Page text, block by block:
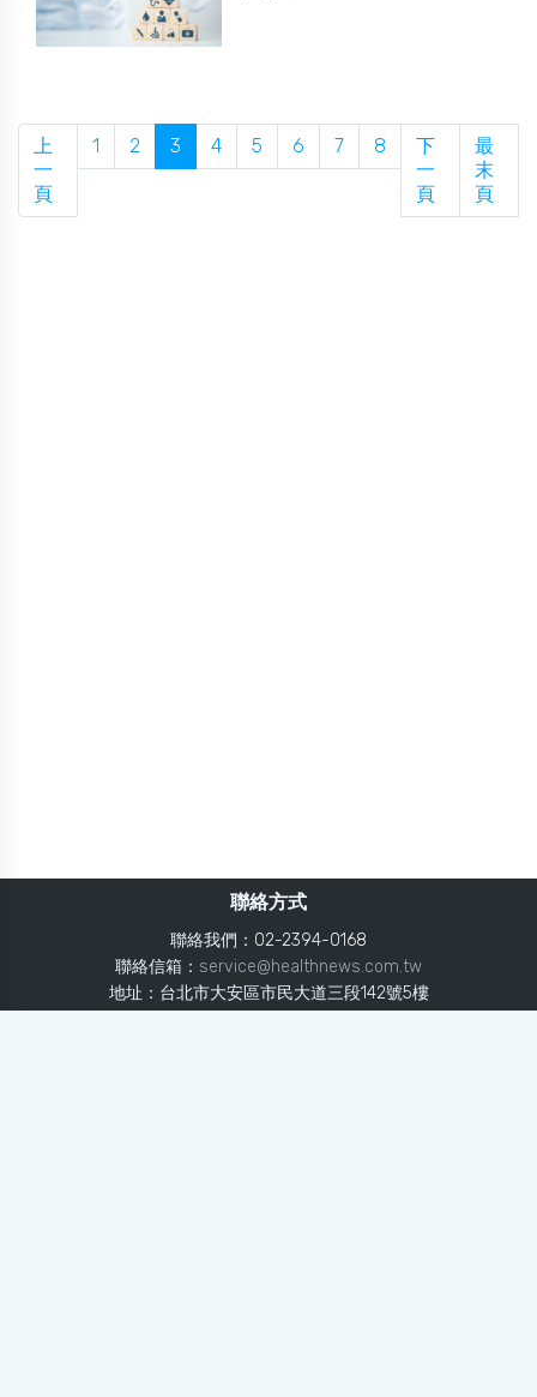
上
一
頁
1 2 3 4 5 6 7 8
下
一
頁
最
末
頁
聯絡方式
聯絡我們：02-2394-0168
聯絡信箱： service@healthnews.com.tw
地址：台北市大安區市民大道三段142號5樓